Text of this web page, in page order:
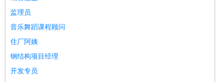
监理员
音乐舞蹈课程顾问
住厂阿姨
钢结构项目经理
开发专员